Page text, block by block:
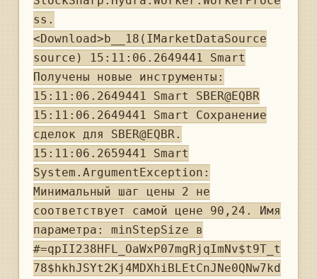
ss.
<Download>b__18(IMarketDataSource
source) 15:11:06.2649441 Smart
Получены новые инструменты:
15:11:06.2649441 Smart SBER@EQBR
15:11:06.2649441 Smart Сохранение
сделок для SBER@EQBR.
15:11:06.2659441 Smart
System.ArgumentException:
Минимальный шаг цены 2 не
соответствует самой цене 90,24. Имя
параметра: minStepSize в
#=qpII238HFL_OaWxP07mgRjqImNv$t9T_t
78$hkhJSYt2Kj4MDXhiBLEtCnJNe0QNw7kd